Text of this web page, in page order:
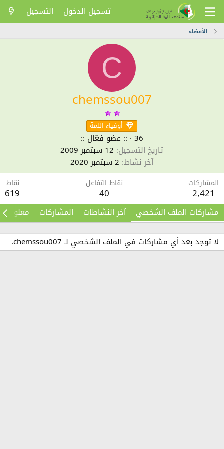
تسجيل الدخول التسجيل
الأعضاء
C
chemssou007
أوفياء اللمة
:: عضو فعّال :: · 36
تاريخ التسجيل 12 سبتمبر 2009
آخر نشاط 2 سبتمبر 2020
المشاركات
2,421
نقاط التفاعل
40
نقاط
619
مشاركات الملف الشخصي آخر النشاطات المشاركات معلومات
لا توجد بعد أي مشاركات في الملف الشخصي لـ chemssou007.